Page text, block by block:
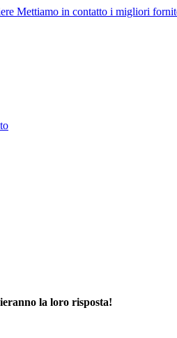
Mettiamo in contatto i migliori
la loro risposta!